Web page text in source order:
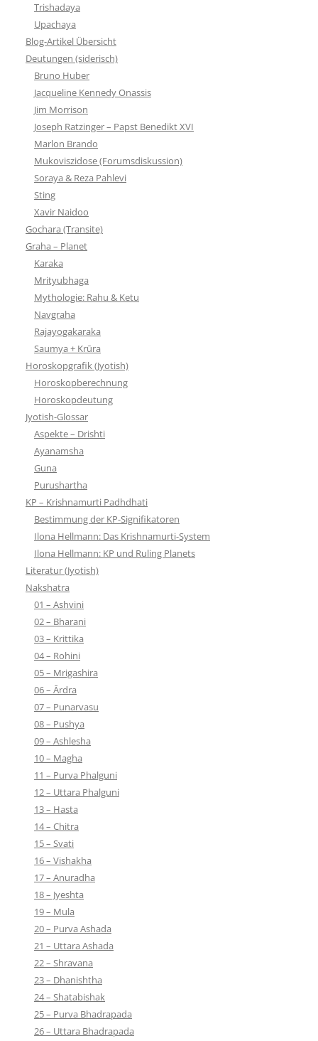
Trishadaya
Upachaya
Blog-Artikel Übersicht
Deutungen (siderisch)
Bruno Huber
Jacqueline Kennedy Onassis
Jim Morrison
Joseph Ratzinger – Papst Benedikt XVI
Marlon Brando
Mukoviszidose (Forumsdiskussion)
Soraya & Reza Pahlevi
Sting
Xavir Naidoo
Gochara (Transite)
Graha – Planet
Karaka
Mrityubhaga
Mythologie: Rahu & Ketu
Navgraha
Rajayogakaraka
Saumya + Krūra
Horoskopgrafik (Jyotish)
Horoskopberechnung
Horoskopdeutung
Jyotish-Glossar
Aspekte – Drishti
Ayanamsha
Guna
Purushartha
KP – Krishnamurti Padhdhati
Bestimmung der KP-Signifikatoren
Ilona Hellmann: Das Krishnamurti-System
Ilona Hellmann: KP und Ruling Planets
Literatur (Jyotish)
Nakshatra
01 – Ashvini
02 – Bharani
03 – Krittika
04 – Rohini
05 – Mrigashira
06 – Ārdra
07 – Punarvasu
08 – Pushya
09 – Ashlesha
10 – Magha
11 – Purva Phalguni
12 – Uttara Phalguni
13 – Hasta
14 – Chitra
15 – Svati
16 – Vishakha
17 – Anuradha
18 – Jyeshta
19 – Mula
20 – Purva Ashada
21 – Uttara Ashada
22 – Shravana
23 – Dhanishtha
24 – Shatabishak
25 – Purva Bhadrapada
26 – Uttara Bhadrapada